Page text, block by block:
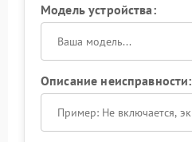
Модель устройства:
Описание неисправности: